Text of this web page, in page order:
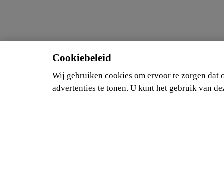
Cookiebeleid
Wij gebruiken cookies om ervoor te zorgen dat
advertenties te tonen. U kunt het gebruik van